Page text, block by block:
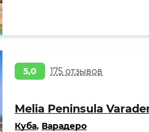
5,0 175 отзывов
Melia Peninsula
Куба, Варадеро